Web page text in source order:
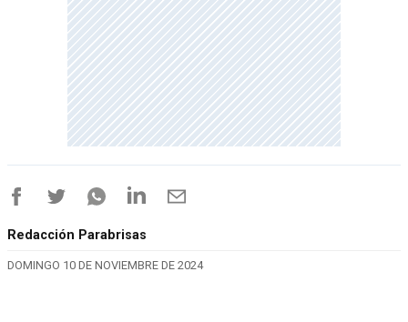
Redacción Parabrisas
DOMINGO 10 DE NOVIEMBRE DE 2024